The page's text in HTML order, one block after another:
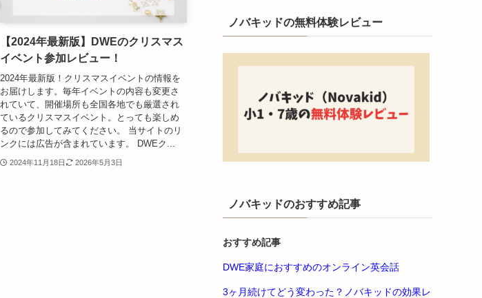
【2024年最新版】DWEのクリスマス
イベント参加レビュー！
2024年最新版！クリスマスイベントの情報を
お届けします。毎年イベントの内容も変更さ
れていて、開催場所も全国各地でも厳選され
ているクリスマスイベント。とっても楽しめ
るので参加してみてください。 当サイトのリ
ンクには広告が含まれています。 DWEク...
2024年11月18日 2026年5月3日
ノバキッドの無料体験レビュー
ノバキッドのおすすめ記事
おすすめ記事
DWE家庭におすすめのオンライン英会話
3ヶ月続けてどう変わった？ノバキッドの効果レ